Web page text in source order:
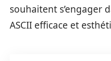
souhaitent s’engager
ASCII efficace et